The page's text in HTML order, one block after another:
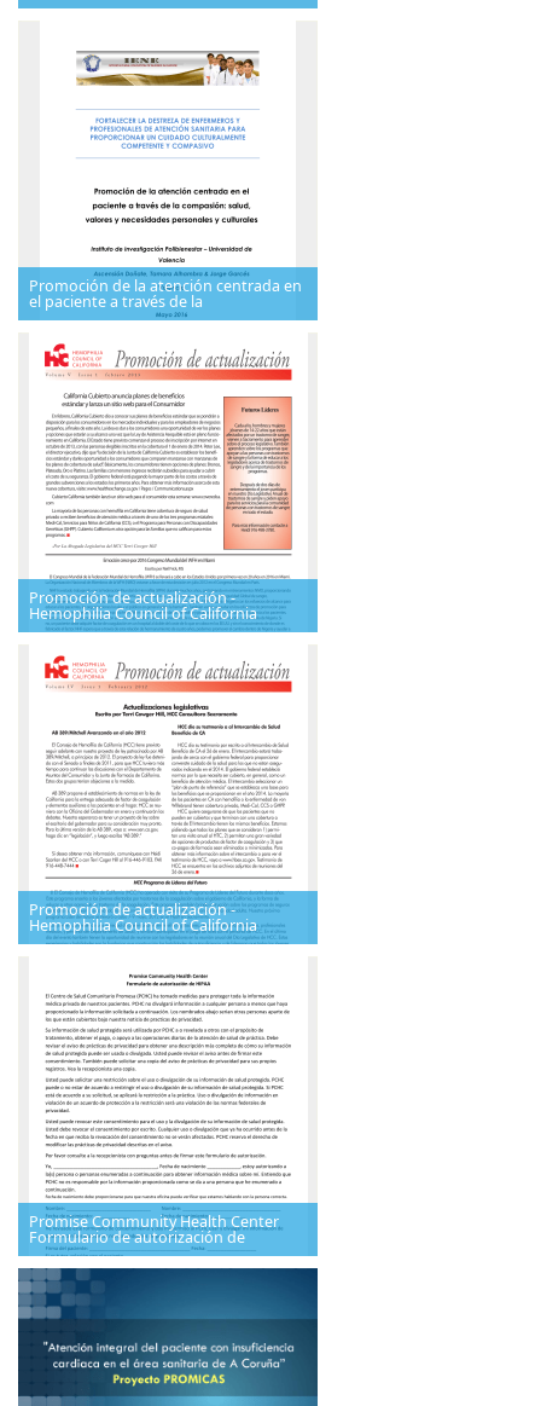
Promoción de la atención centrada en
el paciente a través de la
Promoción de actualización -
Hemophilia Council of California
Promoción de actualización -
Hemophilia Council of California
Promise Community Health Center
Formulario de autorización de